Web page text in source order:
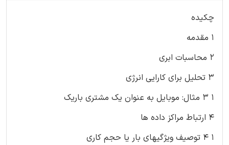
چکیده
۱ مقدمه
۲ محاسبات ابری
۳ تحلیل برای کارایی انرژی
۱ ۳ مثال: موبایل به عنوان یک مشتری باریک
۴ ارتباط مراکز داده ها
۱ ۴ توصیف ویژگیهای بار یا حجم کاری